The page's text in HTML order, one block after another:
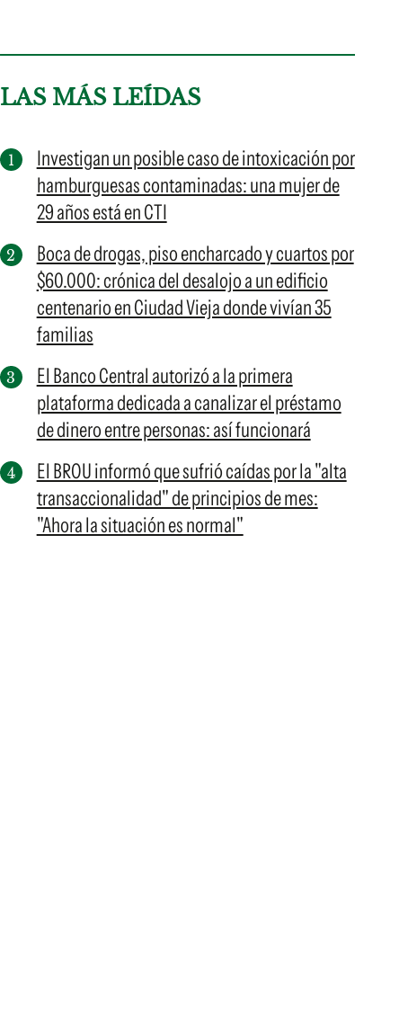
LAS MÁS LEÍDAS
Investigan un posible caso de intoxicación por
hamburguesas contaminadas: una mujer de
29 años está en CTI
Boca de drogas, piso encharcado y cuartos por
$60.000: crónica del desalojo a un edificio
centenario en Ciudad Vieja donde vivían 35
familias
El Banco Central autorizó a la primera
plataforma dedicada a canalizar el préstamo
de dinero entre personas: así funcionará
El BROU informó que sufrió caídas por la "alta
transaccionalidad" de principios de mes:
"Ahora la situación es normal"